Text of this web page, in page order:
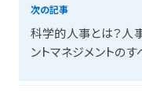
次の記事
科学的人事とは？人
ントマネジメントのす